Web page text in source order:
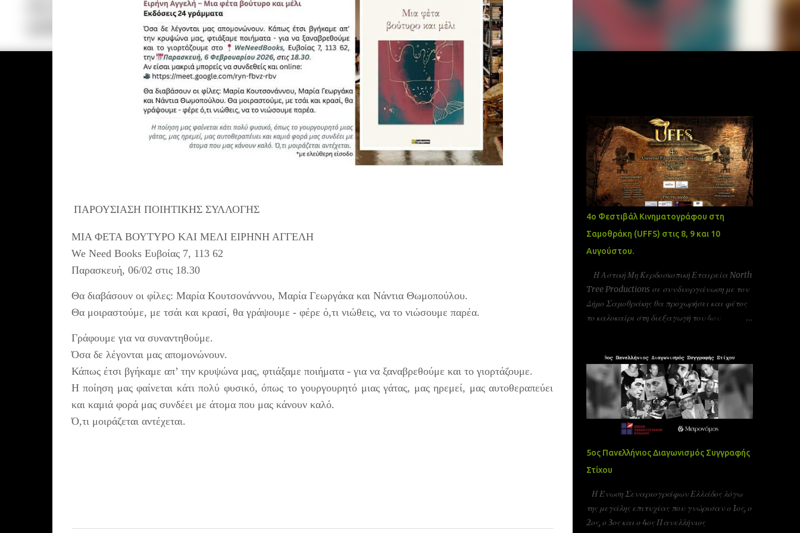
ΠΑΡΟΥΣΙΑΣΗ ΠΟΙΗΤΙΚΗΣ ΣΥΛΛΟΓΗΣ
ΜΙΑ ΦΕΤΑ ΒΟΥΤΥΡΟ ΚΑΙ ΜΕΛΙ ΕΙΡΗΝΗ ΑΓΓΕΛΗ
We Need Books Ευβοίας 7, 113 62
Παρασκευή, 06/02 στις 18.30
Θα διαβάσουν οι φίλες: Μαρία Κουτσονάννου, Μαρία Γεωργάκα και Νάντια Θωμοπούλου.
Θα μοιραστούμε, με τσάι και κρασί, θα γράψουμε - φέρε ό,τι νιώθεις, να το νιώσουμε παρέα.
Γράφουμε για να συναντηθούμε.
Όσα δε λέγονται μας απομονώνουν.
Κάπως έτσι βγήκαμε απ’ την κρυψώνα μας, φτιάξαμε ποιήματα - για να ξαναβρεθούμε και το γιορτάζουμε.
Η ποίηση μας φαίνεται κάτι πολύ φυσικό, όπως το γουργουρητό μιας γάτας, μας ηρεμεί, μας αυτοθεραπεύει
και καμιά φορά μας συνδέει με άτομα που μας κάνουν καλό.
Ό,τι μοιράζεται αντέχεται.
4ο Φεστιβάλ Κινηματογράφου στη
Σαμοθράκη (UFFS) στις 8, 9 και 10
Αυγούστου.
Η Αστική Μη Κερδοσκοπική Εταιρεία North
Tree Productions σε συνδυοργάνωση με τον
Δήμο Σαμοθράκης θα προχωρήσει και φέτος
το καλοκαίρι στη διεξαγωγή του 4ου
αδερφοποιημένοι με το φεστιβάλ ταινιών
μικρού μήκους Πράγας που γίνεται υπό την
Αιγίδα της ελληνικής πρεσβίας Τσεχίας όπως
επίσης και υπο την Αιγίδα της Unesco
Πειραιώς και νήσων και της Action Art καθώς
και της Εταιρεία Ελλήνων Σκηνοθετών και
της Ένωσης Σεναριογράφων Ελλάδας. Το
παγκόσμιο φεστιβάλ ταινιών μικρού μήκους
Σαμοθράκης είναι ένα νέο φεστιβάλ που
λαμβάνει χώρα κάθε καλοκαίρι στο νησί της
Σαμοθράκης για 3 ημέρες. Το φεστιβάλ
στοχεύει στην προώθηση του πολιτισμού και
5ος Πανελλήνιος Διαγωνισμός Συγγραφής
Στίχου
Η Ένωση Σεναριογράφων Ελλάδος λόγω
της μεγάλης επιτυχίας που γνώρισαν ο 1ος, ο
2ος, ο 3ος και ο 4ος Πανελλήνιος